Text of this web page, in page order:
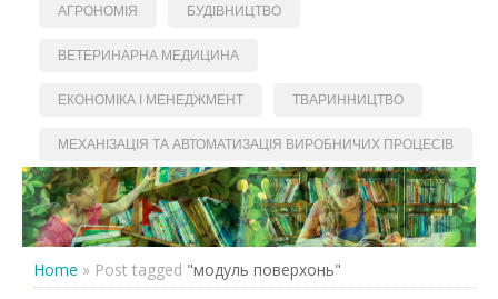
АГРОНОМІЯ БУДІВНИЦТВО
ВЕТЕРИНАРНА МЕДИЦИНА
ЕКОНОМІКА І МЕНЕДЖМЕНТ ТВАРИННИЦТВО
МЕХАНІЗАЦІЯ ТА АВТОМАТИЗАЦІЯ ВИРОБНИЧИХ ПРОЦЕСІВ
Home » Post tagged "модуль поверхонь"